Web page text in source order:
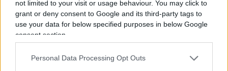
not limited to your visit or usage behaviour. You may click to
grant or deny consent to Google and its third-party tags to
use your data for below specified purposes in below Google
consent section.
Personal Data Processing Opt Outs
Il libro è un trattato di autoironia applicata:
neuroscienze vere mischiate a Cioran, Kahneman